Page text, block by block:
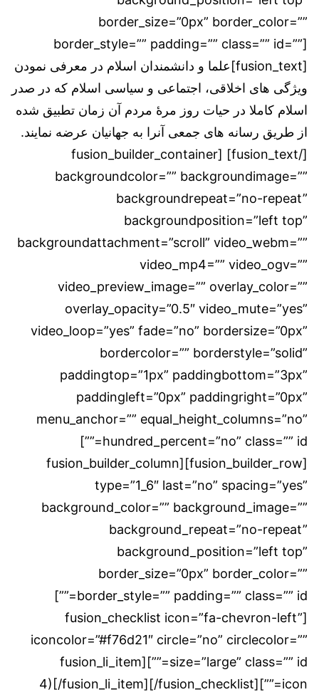
border_size=”0px” border_color=””
border_style=”” padding=”” class=”” id=””]
[fusion_text]علما و دانشمندان اسلام در معرفی نمودن
ویژگی های اخلاقی، اجتماعی و سیاسی اسلام که در صدر
اسلام کاملا در حیات روز مرۀ مردم آن زمان تطبیق شده
از طریق رسانه های جمعی آنرا به جهانیان عرضه نمایند.
[/fusion_text] [fusion_builder_container
backgroundcolor=”” backgroundimage=””
backgroundrepeat=”no-repeat”
backgroundposition=”left top”
backgroundattachment=”scroll” video_webm=””
video_mp4=”” video_ogv=””
video_preview_image=”” overlay_color=””
overlay_opacity=”0.5″ video_mute=”yes”
video_loop=”yes” fade=”no” bordersize=”0px”
bordercolor=”” borderstyle=”solid”
paddingtop=”1px” paddingbottom=”3px”
paddingleft=”0px” paddingright=”0px”
menu_anchor=”” equal_height_columns=”no”
hundred_percent=”no” class=”” id=””]
[fusion_builder_row][fusion_builder_column
type=”1_6″ last=”no” spacing=”yes”
background_color=”” background_image=””
background_repeat=”no-repeat”
background_position=”left top”
border_size=”0px” border_color=””
border_style=”” padding=”” class=”” id=””]
[fusion_checklist icon=”fa-chevron-left”
iconcolor=”#f76d21″ circle=”no” circlecolor=””
size=”large” class=”” id=””][fusion_li_item
icon=””]4)[/fusion_li_item][/fusion_checklist]